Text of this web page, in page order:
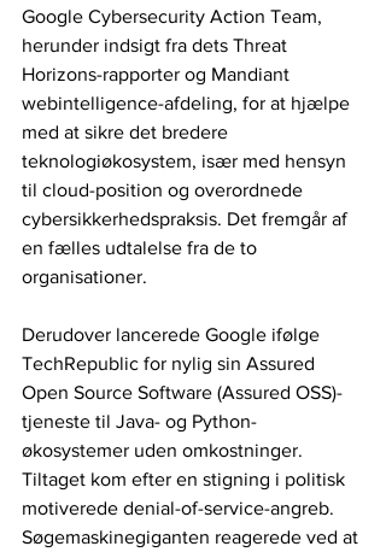
Google Cybersecurity Action Team,
herunder indsigt fra dets Threat
Horizons-rapporter og Mandiant
webintelligence-afdeling, for at hjælpe
med at sikre det bredere
teknologiøkosystem, især med hensyn
til cloud-position og overordnede
cybersikkerhedspraksis. Det fremgår af
en fælles udtalelse fra de to
organisationer.
Derudover lancerede Google ifølge
TechRepublic for nylig sin Assured
Open Source Software (Assured OSS)-
tjeneste til Java- og Python-
økosystemer uden omkostninger.
Tiltaget kom efter en stigning i politisk
motiverede denial-of-service-angreb.
Søgemaskinegiganten reagerede ved at